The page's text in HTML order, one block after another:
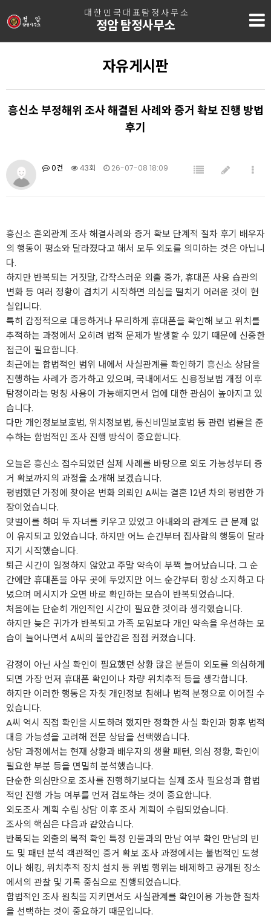
대한민국대표탐정사무소
정암 탐정사무소
자유게시판
흥신소 부정해위 조사 해결된 사례와 증거 확보 진행 방법
후기
0건 43회 26-07-08 18:09
흥신소 혼외관계 조사 해결사례와 증거 확보 단계적 절차 후기 배우자
의 행동이 평소와 달라졌다고 해서 모두 외도를 의미하는 것은 아닙니
다.
하지만 반복되는 거짓말, 갑작스러운 외출 증가, 휴대폰 사용 습관의
변화 등 여러 정황이 겹치기 시작하면 의심을 떨치기 어려운 것이 현
실입니다.
특히 감정적으로 대응하거나 무리하게 휴대폰을 확인해 보고 위치를
추적하는 과정에서 오히려 법적 문제가 발생할 수 있기 때문에 신중한
접근이 필요합니다.
최근에는 합법적인 범위 내에서 사실관계를 확인하기 흥신소 상담을
진행하는 사례가 증가하고 있으며, 국내에서도 신용정보법 개정 이후
탐정이라는 명칭 사용이 가능해지면서 업에 대한 관심이 높아지고 있
습니다.
다만 개인정보보호법, 위치정보법, 통신비밀보호법 등 관련 법률을 준
수하는 합법적인 조사 진행 방식이 중요합니다.
오늘은 흥신소 접수되었던 실제 사례를 바탕으로 외도 가능성부터 증
거 확보까지의 과정을 소개해 보겠습니다.
평범했던 가정에 찾아온 변화 의뢰인 A씨는 결혼 12년 차의 평범한 가
장이었습니다.
맞벌이를 하며 두 자녀를 키우고 있었고 아내와의 관계도 큰 문제 없
이 유지되고 있었습니다. 하지만 어느 순간부터 집사람의 행동이 달라
지기 시작했습니다.
퇴근 시간이 일정하지 않았고 주말 약속이 부쩍 늘어났습니다. 그 순
간에만 휴대폰을 아무 곳에 두었지만 어느 순간부터 항상 소지하고 다
녔으며 메시지가 오면 바로 확인하는 모습이 반복되었습니다.
처음에는 단순히 개인적인 시간이 필요한 것이라 생각했습니다.
하지만 늦은 귀가가 반복되고 가족 모임보다 개인 약속을 우선하는 모
습이 늘어나면서 A씨의 불안감은 점점 커졌습니다.
감정이 아닌 사실 확인이 필요했던 상황 많은 분들이 외도를 의심하게
되면 가장 먼저 휴대폰 확인이나 차량 위치추적 등을 생각합니다.
하지만 이러한 행동은 자칫 개인정보 침해나 법적 분쟁으로 이어질 수
있습니다.
A씨 역시 직접 확인을 시도하려 했지만 정확한 사실 확인과 향후 법적
대응 가능성을 고려해 전문 상담을 선택했습니다.
상담 과정에서는 현재 상황과 배우자의 생활 패턴, 의심 정황, 확인이
필요한 부분 등을 면밀히 분석했습니다.
단순한 의심만으로 조사를 진행하기보다는 실제 조사 필요성과 합법
적인 진행 가능 여부를 먼저 검토하는 것이 중요합니다.
외도조사 계획 수립 상담 이후 조사 계획이 수립되었습니다.
조사의 핵심은 다음과 같았습니다.
반복되는 외출의 목적 확인 특정 인물과의 만남 여부 확인 만남의 빈
도 및 패턴 분석 객관적인 증거 확보 조사 과정에서는 불법적인 도청
이나 해킹, 위치추적 장치 설치 등 위법 행위는 배제하고 공개된 장소
에서의 관찰 및 기록 중심으로 진행되었습니다.
합법적인 조사 원칙을 지키면서도 사실관계를 확인이용 가능한 절차
을 선택하는 것이 중요하기 때문입니다.